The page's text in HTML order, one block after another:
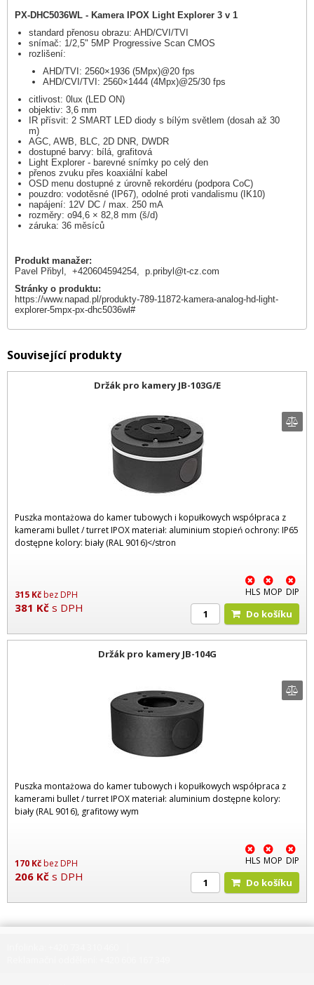
PX-DHC5036WL - Kamera IPOX Light Explorer 3 v 1
standard přenosu obrazu: AHD/CVI/TVI
snímač: 1/2,5" 5MP Progressive Scan CMOS
rozlišení:
AHD/TVI: 2560×1936 (5Mpx)@20 fps
AHD/CVI/TVI: 2560×1444 (4Mpx)@25/30 fps
citlivost: 0lux (LED ON)
objektiv: 3,6 mm
IR přísvit: 2 SMART LED diody s bílým světlem (dosah až 30
m)
AGC, AWB, BLC, 2D DNR, DWDR
dostupné barvy: bílá, grafitová
Light Explorer - barevné snímky po celý den
přenos zvuku přes koaxiální kabel
OSD menu dostupné z úrovně rekordéru (podpora CoC)
pouzdro: vodotěsné (IP67), odolné proti vandalismu (IK10)
napájení: 12V DC / max. 250 mA
rozměry: o94,6 × 82,8 mm (š/d)
záruka: 36 měsíců
Produkt manažer:
Pavel Přibyl, +420604594254, p.pribyl@t-cz.com
Stránky o produktu:
https://www.napad.pl/produkty-789-11872-kamera-analog-hd-light-
explorer-5mpx-px-dhc5036wl#
Související produkty
Držák pro kamery JB-103G/E
Puszka montażowa do kamer tubowych i kopułkowych współpraca z
kamerami bullet / turret IPOX materiał: aluminium stopień ochrony: IP65
dostępne kolory: biały (RAL 9016)</stron
315 Kčbez DPH
381 Kč s DPH
HLS MOP DIP
Do košíku
Držák pro kamery JB-104G
Puszka montażowa do kamer tubowych i kopułkowych współpraca z
kamerami bullet / turret IPOX materiał: aluminium dostępne kolory:
biały (RAL 9016), grafitowy wym
170 Kčbez DPH
206 Kč s DPH
HLS MOP DIP
Do košíku